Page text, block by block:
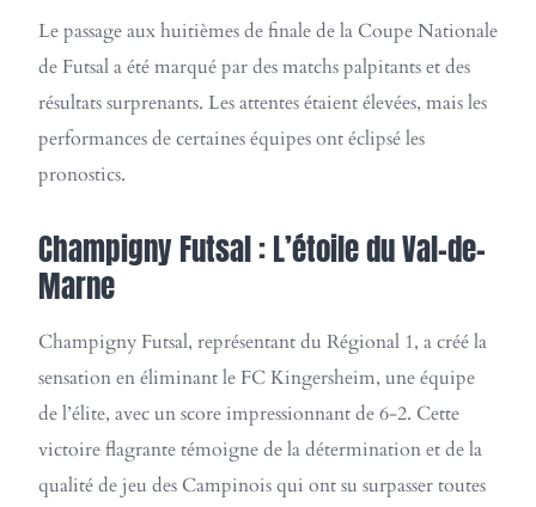
Le passage aux huitièmes de finale de la Coupe Nationale
de Futsal a été marqué par des matchs palpitants et des
résultats surprenants. Les attentes étaient élevées, mais les
performances de certaines équipes ont éclipsé les
pronostics.
Champigny Futsal : L’étoile du Val-de-
Marne
Champigny Futsal, représentant du Régional 1, a créé la
sensation en éliminant le FC Kingersheim, une équipe
de l’élite, avec un score impressionnant de 6-2. Cette
victoire flagrante témoigne de la détermination et de la
qualité de jeu des Campinois qui ont su surpasser toutes